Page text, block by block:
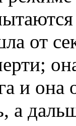
от
и она
а